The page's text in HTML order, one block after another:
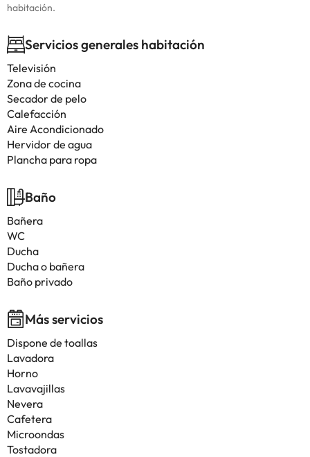
habitación.
Servicios generales habitación
Televisión
Zona de cocina
Secador de pelo
Calefacción
Aire Acondicionado
Hervidor de agua
Plancha para ropa
Baño
Bañera
WC
Ducha
Ducha o bañera
Baño privado
Más servicios
Dispone de toallas
Lavadora
Horno
Lavavajillas
Nevera
Cafetera
Microondas
Tostadora